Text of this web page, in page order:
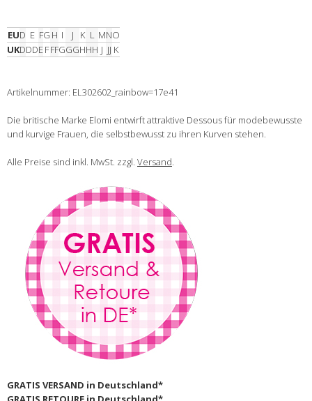
EUD E FG H I J K L MNO
UKDDDEFFFGGGHHH J JJ K
Artikelnummer: EL302602_rainbow=17e41
Die britische Marke Elomi entwirft attraktive Dessous für modebewusste
und kurvige Frauen, die selbstbewusst zu ihren Kurven stehen.
Alle Preise sind inkl. MwSt. zzgl. Versand.
GRATIS VERSAND in Deutschland*